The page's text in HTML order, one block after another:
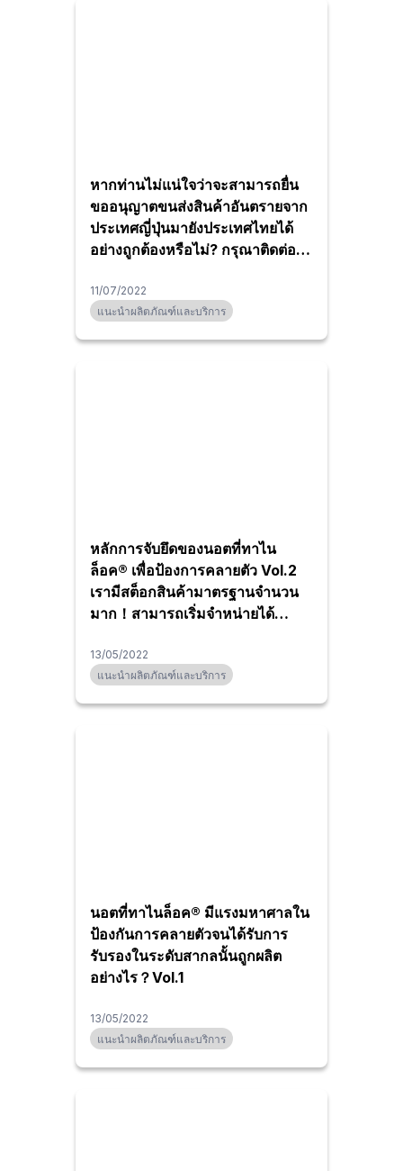
หากท่านไม่แน่ใจว่าจะสามารถยื่น
ขออนุญาตขนส่งสินค้าอันตรายจาก
ประเทศญี่ปุ่นมายังประเทศไทยได้
อย่างถูกต้องหรือไม่? กรุณาติดต่อ
11/07/2022
แนะนำผลิตภัณฑ์และบริการ
หลักการจับยึดของนอตที่ทาไน
ล็อค® เพื่อป้องการคลายตัว Vol.2
เรามีสต็อกสินค้ามาตรฐานจำนวน
มาก！สามารถเริ่มจำหน่ายได้
13/05/2022
แนะนำผลิตภัณฑ์และบริการ
นอตที่ทาไนล็อค® มีแรงมหาศาลใน
ป้องกันการคลายตัวจนได้รับการ
รับรองในระดับสากลนั้นถูกผลิต
อย่างไร？Vol.1
13/05/2022
แนะนำผลิตภัณฑ์และบริการ